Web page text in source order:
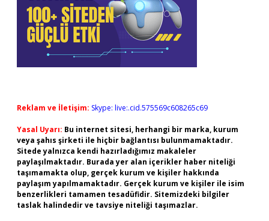
Reklam ve İletişim: Skype: live:.cid.575569c608265c69
Yasal Uyarı: Bu internet sitesi, herhangi bir marka, kurum
veya şahıs şirketi ile hiçbir bağlantısı bulunmamaktadır.
Sitede yalnızca kendi hazırladığımız makaleler
paylaşılmaktadır. Burada yer alan içerikler haber niteliği
taşımamakta olup, gerçek kurum ve kişiler hakkında
paylaşım yapılmamaktadır. Gerçek kurum ve kişiler ile isim
benzerlikleri tamamen tesadüfidir. Sitemizdeki bilgiler
taslak halindedir ve tavsiye niteliği taşımazlar.